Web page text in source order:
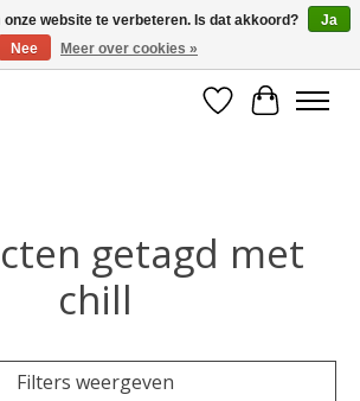
Effectief en voordelig.
Verlanglijst
getagd met
chill
Filters weergeven
website te verbeteren. Is dat akkoord?
Ja
Nee
Meer over cookies »